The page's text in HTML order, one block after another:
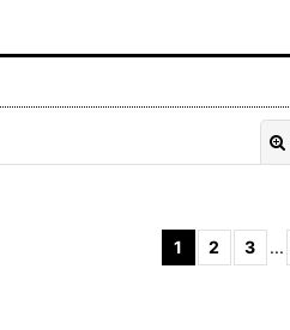
1 2 3 ...